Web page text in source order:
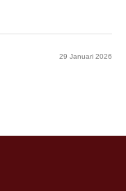
29 Januari 2026